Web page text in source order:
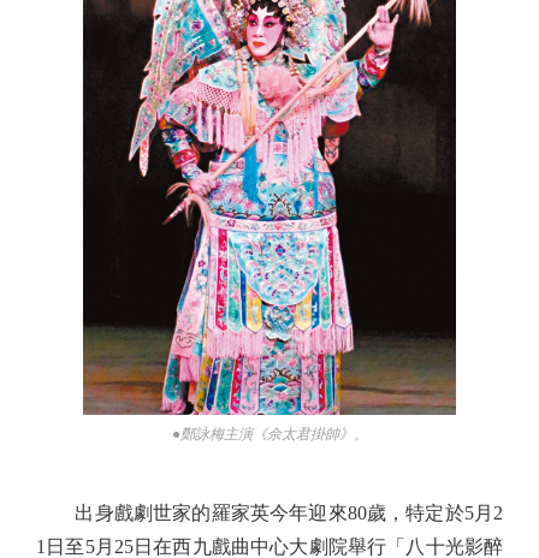
●鄭詠梅主演《佘太君掛帥》。
出身戲劇世家的羅家英今年迎來80歲，特定於5月2
1日至5月25日在西九戲曲中心大劇院舉行「八十光影醉